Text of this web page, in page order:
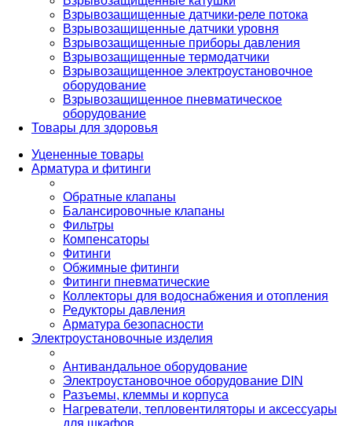
Взрывозащищенные датчики-реле потока
Взрывозащищенные датчики уровня
Взрывозащищенные приборы давления
Взрывозащищенные термодатчики
Взрывозащищенное электроустановочное
оборудование
Взрывозащищенное пневматическое
оборудование
Товары для здоровья
Уцененные товары
Арматура и фитинги
Обратные клапаны
Балансировочные клапаны
Фильтры
Компенсаторы
Фитинги
Обжимные фитинги
Фитинги пневматические
Коллекторы для водоснабжения и отопления
Редукторы давления
Арматура безопасности
Электроустановочные изделия
Антивандальное оборудование
Электроустановочное оборудование DIN
Разъемы, клеммы и корпуса
Нагреватели, тепловентиляторы и аксессуары
для шкафов